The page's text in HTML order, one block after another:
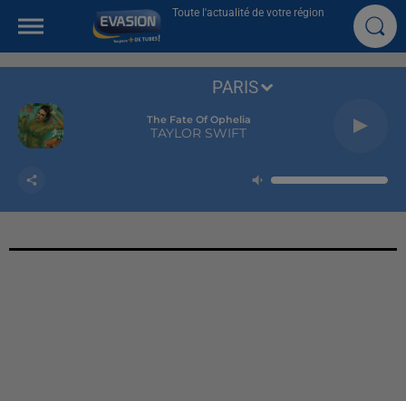
Toute l'actualité de votre région
The Fate Of Ophelia
TAYLOR SWIFT
PARIS